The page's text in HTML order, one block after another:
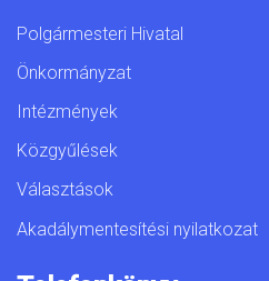
Polgármesteri Hivatal
Önkormányzat
Intézmények
Közgyűlések
Választások
Akadálymentesítési nyilatkozat